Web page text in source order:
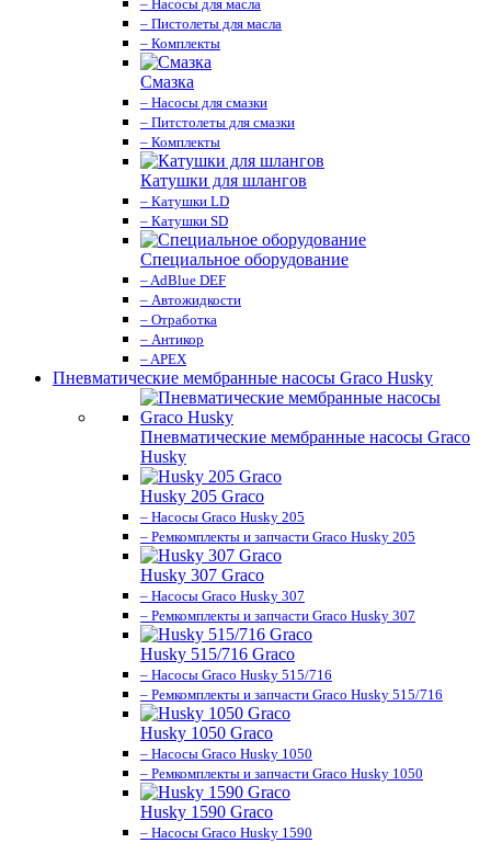
– Насосы для масла
– Пистолеты для масла
– Комплекты
Смазка
– Насосы для смазки
– Питстолеты для смазки
– Комплекты
Катушки для шлангов
– Катушки LD
– Катушки SD
Специальное оборудование
– AdBlue DEF
– Автожидкости
– Отработка
– Антикор
– APEX
Пневматические мембранные насосы Graco Husky
Пневматические мембранные насосы Graco
Husky
Husky 205 Graco
– Насосы Graco Husky 205
– Ремкомплекты и запчасти Graco Husky 205
Husky 307 Graco
– Насосы Graco Husky 307
– Ремкомплекты и запчасти Graco Husky 307
Husky 515/716 Graco
– Насосы Graco Husky 515/716
– Ремкомплекты и запчасти Graco Husky 515/716
Husky 1050 Graco
– Насосы Graco Husky 1050
– Ремкомплекты и запчасти Graco Husky 1050
Husky 1590 Graco
– Насосы Graco Husky 1590